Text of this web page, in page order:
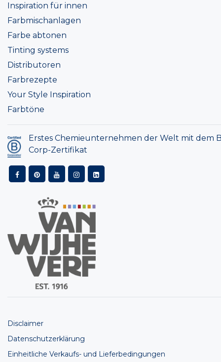
Inspiration für innen
Farbmischanlagen
Farbe abtonen
Tinting systems
Distributoren
Farbrezepte
Your Style Inspiration
Farbtöne
Erstes Chemieunternehmen der Welt mit dem
Corp-Zertifikat
Disclaimer
Datenschutzerklärung
Einheitliche Verkaufs- und Lieferbedingungen